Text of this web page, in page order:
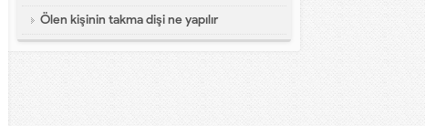
Ölen kişinin takma dişi ne yapılır